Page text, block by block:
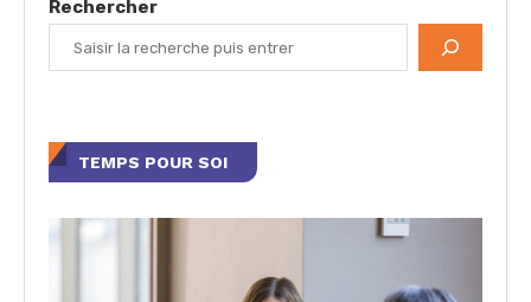
Rechercher
TEMPS POUR SOI